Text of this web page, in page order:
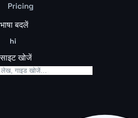
Pricing
भाषा बदलें
hi
साइट खोजें